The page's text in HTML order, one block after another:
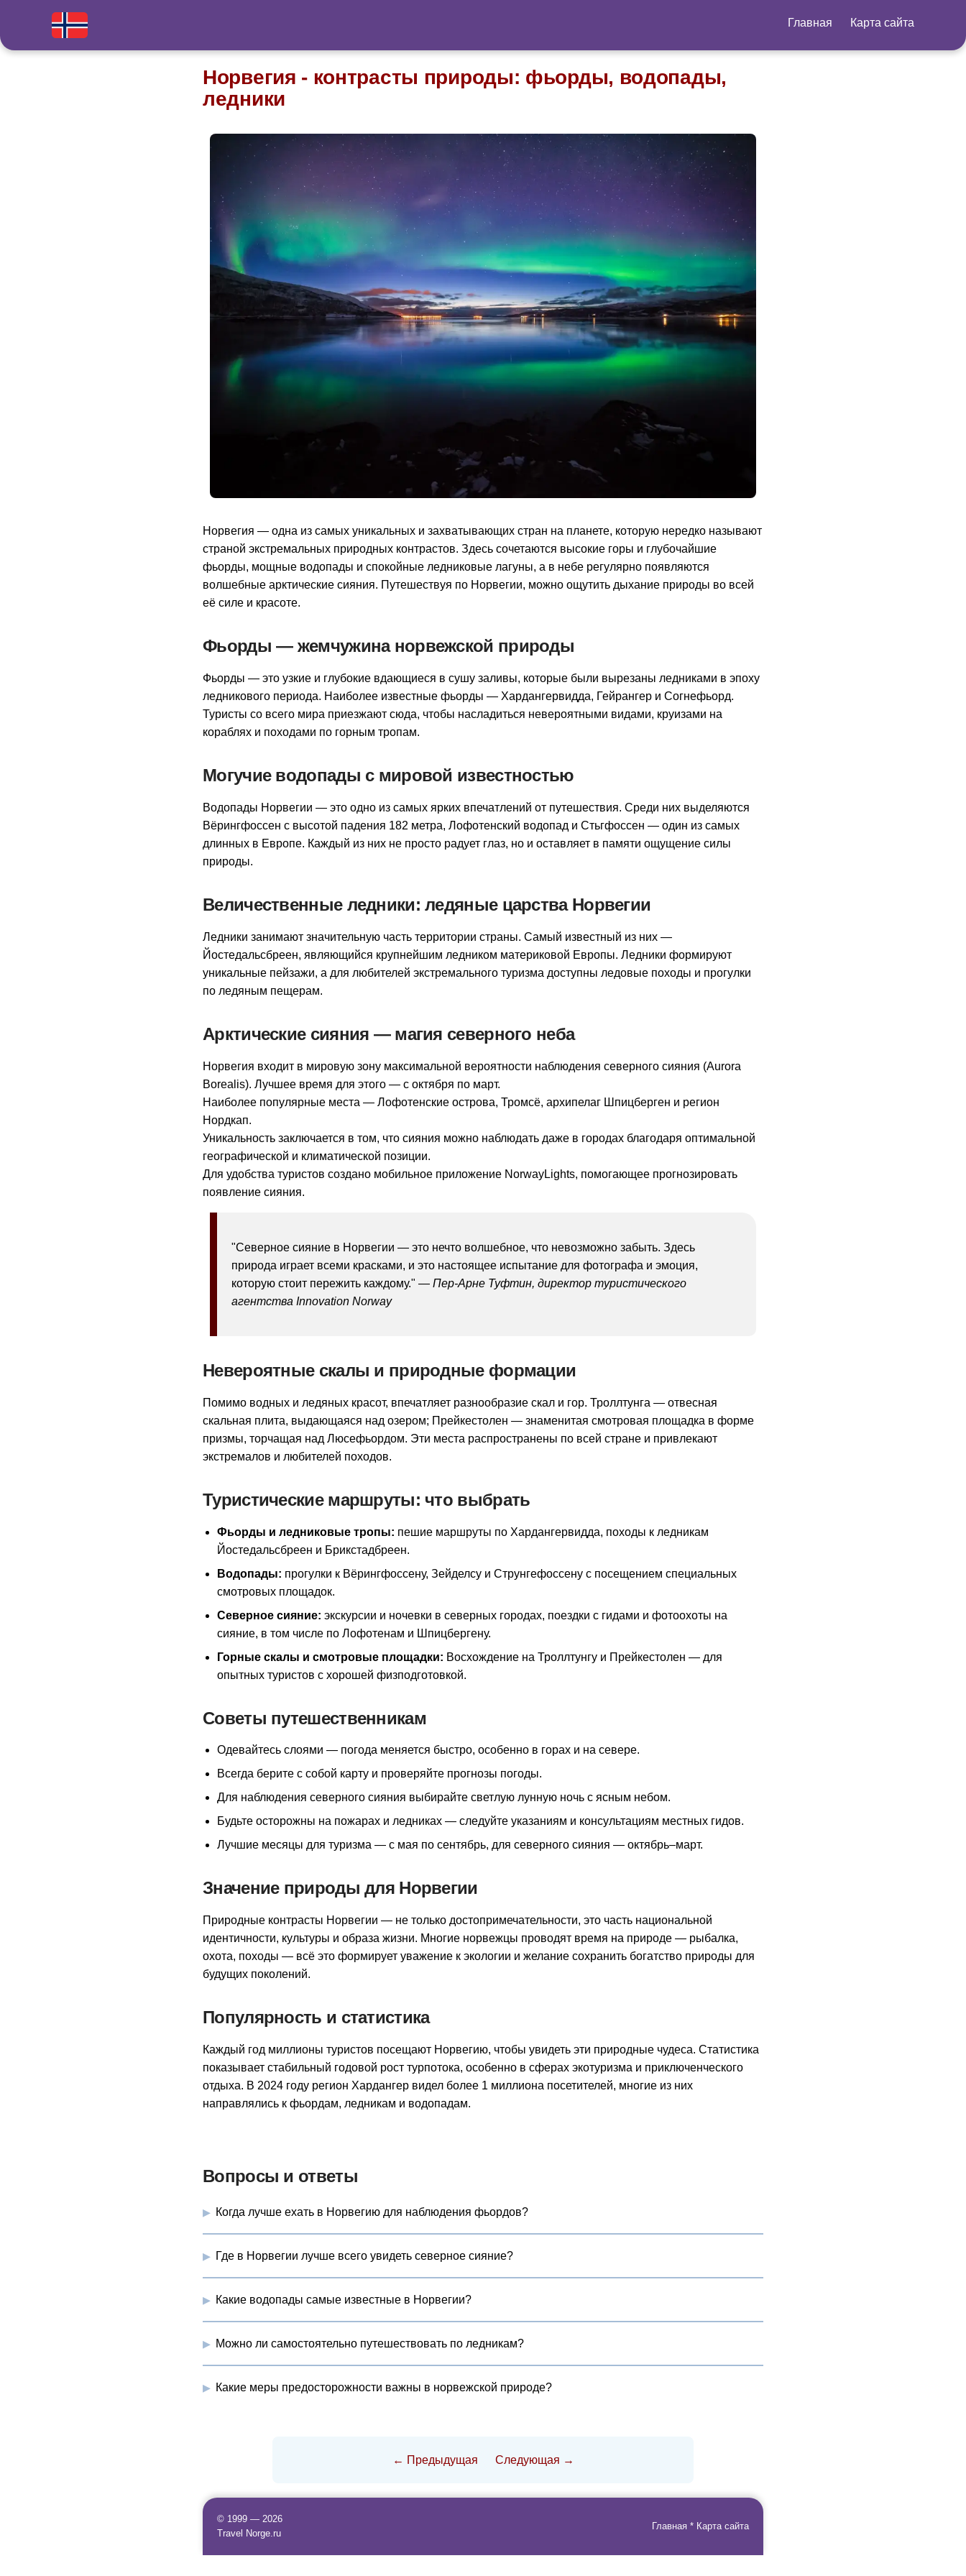
Главная Карта сайта
Норвегия - контрасты природы: фьорды, водопады,
ледники
Норвегия — одна из самых уникальных и захватывающих стран на планете, которую нередко называют
страной экстремальных природных контрастов. Здесь сочетаются высокие горы и глубочайшие
фьорды, мощные водопады и спокойные ледниковые лагуны, а в небе регулярно появляются
волшебные арктические сияния. Путешествуя по Норвегии, можно ощутить дыхание природы во всей
её силе и красоте.
Фьорды — жемчужина норвежской природы
Фьорды — это узкие и глубокие вдающиеся в сушу заливы, которые были вырезаны ледниками в эпоху
ледникового периода. Наиболее известные фьорды — Хардангервидда, Гейрангер и Согнефьорд.
Туристы со всего мира приезжают сюда, чтобы насладиться невероятными видами, круизами на
кораблях и походами по горным тропам.
Могучие водопады с мировой известностью
Водопады Норвегии — это одно из самых ярких впечатлений от путешествия. Среди них выделяются
Вёрингфоссен с высотой падения 182 метра, Лофотенский водопад и Стьгфоссен — один из самых
длинных в Европе. Каждый из них не просто радует глаз, но и оставляет в памяти ощущение силы
природы.
Величественные ледники: ледяные царства Норвегии
Ледники занимают значительную часть территории страны. Самый известный из них —
Йостедальсбреен, являющийся крупнейшим ледником материковой Европы. Ледники формируют
уникальные пейзажи, а для любителей экстремального туризма доступны ледовые походы и прогулки
по ледяным пещерам.
Арктические сияния — магия северного неба
Норвегия входит в мировую зону максимальной вероятности наблюдения северного сияния (Aurora
Borealis). Лучшее время для этого — с октября по март.
Наиболее популярные места — Лофотенские острова, Тромсё, архипелаг Шпицберген и регион
Нордкап.
Уникальность заключается в том, что сияния можно наблюдать даже в городах благодаря оптимальной
географической и климатической позиции.
Для удобства туристов создано мобильное приложение NorwayLights, помогающее прогнозировать
появление сияния.
"Северное сияние в Норвегии — это нечто волшебное, что невозможно забыть. Здесь
природа играет всеми красками, и это настоящее испытание для фотографа и эмоция,
которую стоит пережить каждому." — Пер-Арне Туфтин, директор туристического
агентства Innovation Norway
Невероятные скалы и природные формации
Помимо водных и ледяных красот, впечатляет разнообразие скал и гор. Троллтунга — отвесная
скальная плита, выдающаяся над озером; Прейкестолен — знаменитая смотровая площадка в форме
призмы, торчащая над Люсефьордом. Эти места распространены по всей стране и привлекают
экстремалов и любителей походов.
Туристические маршруты: что выбрать
Фьорды и ледниковые тропы: пешие маршруты по Хардангервидда, походы к ледникам
Йостедальсбреен и Брикстадбреен.
Водопады: прогулки к Вёрингфоссену, Зейделсу и Струнгефоссену с посещением специальных
смотровых площадок.
Северное сияние: экскурсии и ночевки в северных городах, поездки с гидами и фотоохоты на
сияние, в том числе по Лофотенам и Шпицбергену.
Горные скалы и смотровые площадки: Восхождение на Троллтунгу и Прейкестолен — для
опытных туристов с хорошей физподготовкой.
Советы путешественникам
Одевайтесь слоями — погода меняется быстро, особенно в горах и на севере.
Всегда берите с собой карту и проверяйте прогнозы погоды.
Для наблюдения северного сияния выбирайте светлую лунную ночь с ясным небом.
Будьте осторожны на пожарах и ледниках — следуйте указаниям и консультациям местных гидов.
Лучшие месяцы для туризма — с мая по сентябрь, для северного сияния — октябрь–март.
Значение природы для Норвегии
Природные контрасты Норвегии — не только достопримечательности, это часть национальной
идентичности, культуры и образа жизни. Многие норвежцы проводят время на природе — рыбалка,
охота, походы — всё это формирует уважение к экологии и желание сохранить богатство природы для
будущих поколений.
Популярность и статистика
Каждый год миллионы туристов посещают Норвегию, чтобы увидеть эти природные чудеса. Статистика
показывает стабильный годовой рост турпотока, особенно в сферах экотуризма и приключенческого
отдыха. В 2024 году регион Хардангер видел более 1 миллиона посетителей, многие из них
направлялись к фьордам, ледникам и водопадам.
Вопросы и ответы
Когда лучше ехать в Норвегию для наблюдения фьордов?
Где в Норвегии лучше всего увидеть северное сияние?
Какие водопады самые известные в Норвегии?
Можно ли самостоятельно путешествовать по ледникам?
Какие меры предосторожности важны в норвежской природе?
← Предыдущая Следующая →
© 1999 — 2026
Travel Norge.ru
Главная * Карта сайта